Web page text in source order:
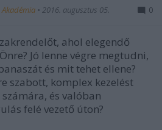
Akadémia • 2016. augusztus 05. 0
ahol elegendő
Jó lenne végre megtudni,
és mit tehet ellene?
szabott, komplex kezelést
és valóban
felé vezető úton?